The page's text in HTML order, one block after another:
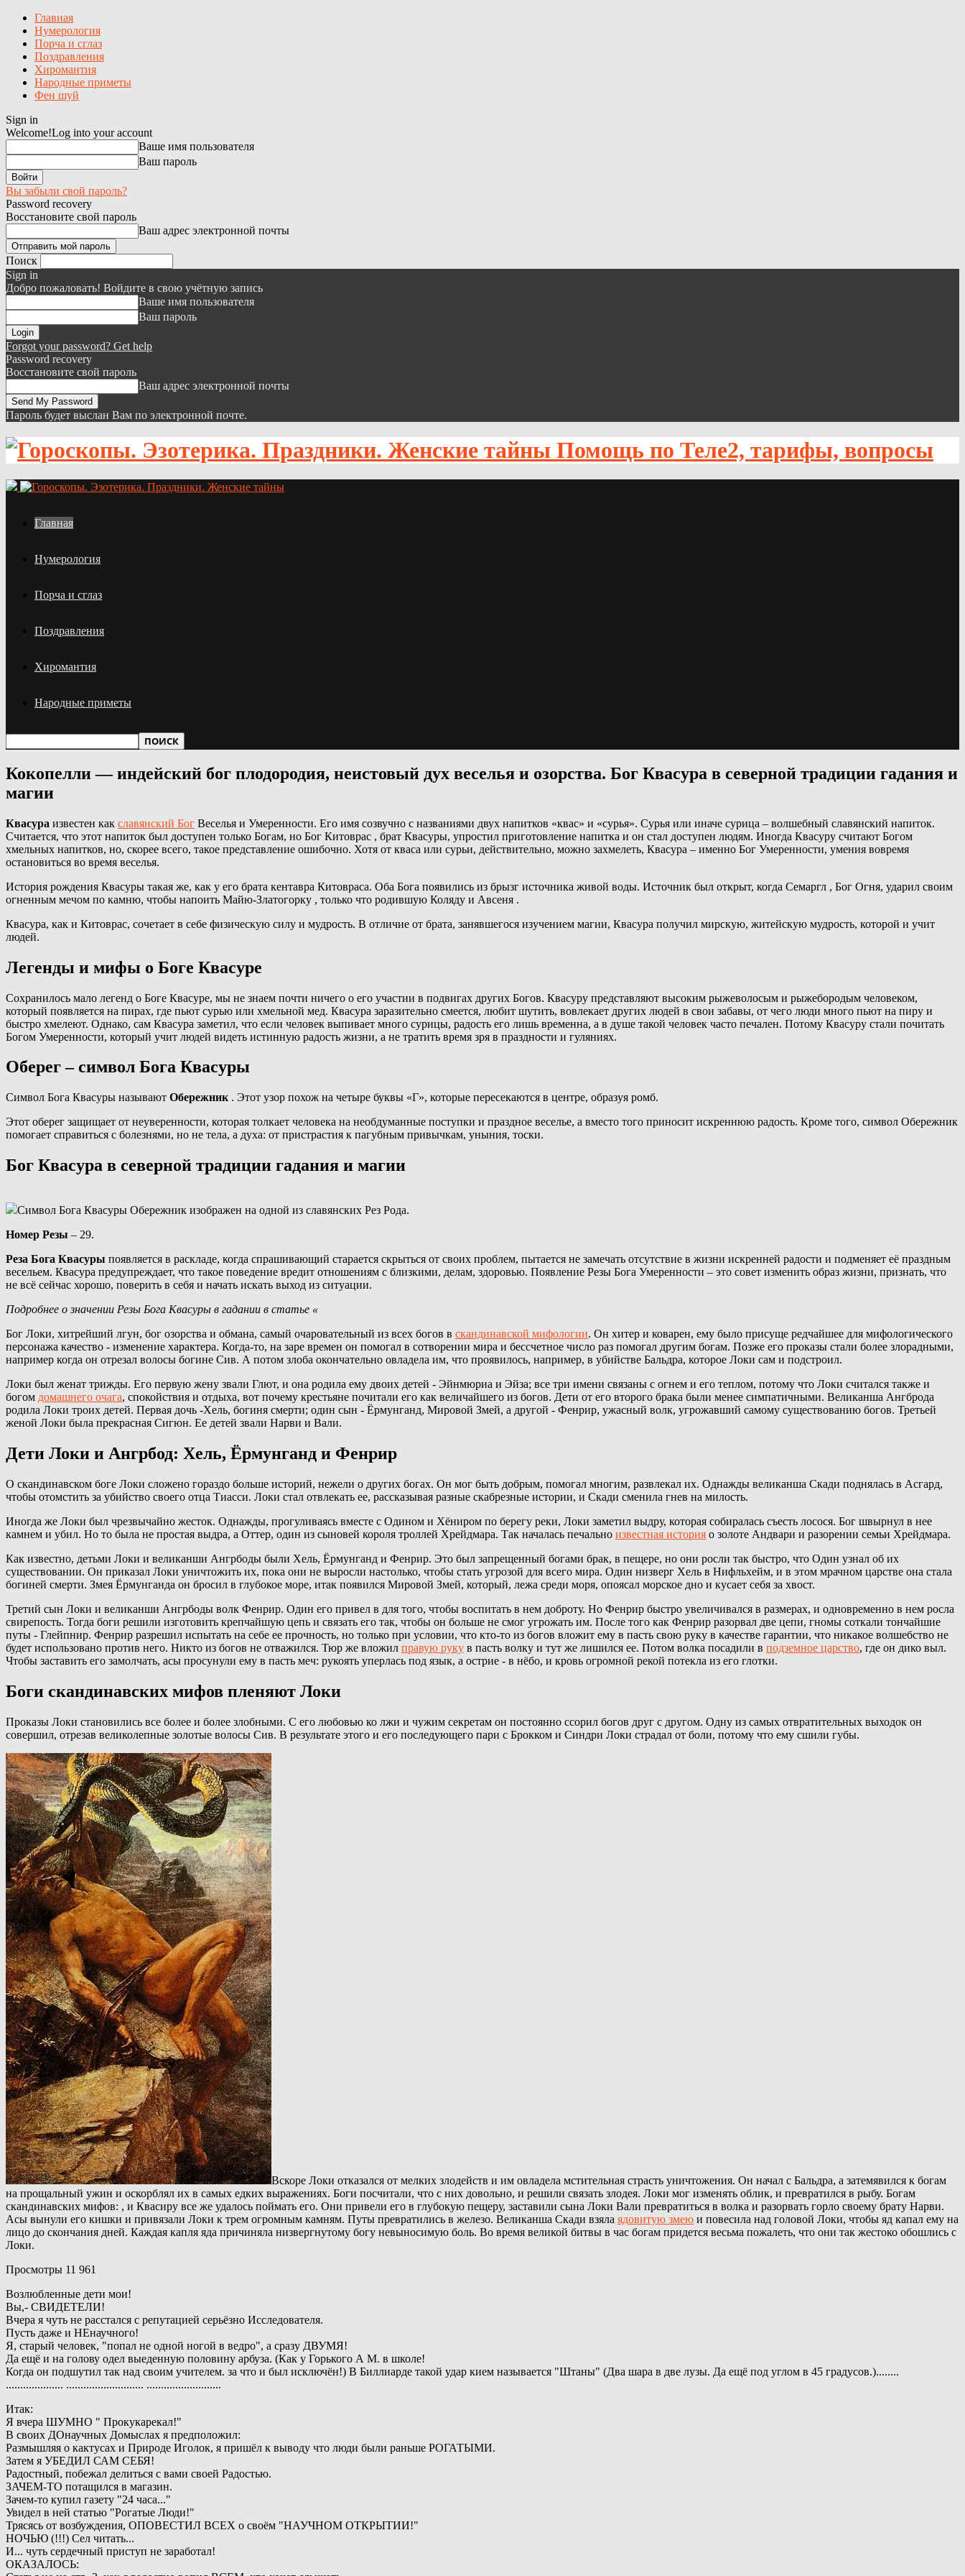
Главная
Нумерология
Порча и сглаз
Поздравления
Хиромантия
Народные приметы
Фен шуй
Sign in
Welcome!Log into your account
Ваше имя пользователя
Ваш пароль
Вы забыли свой пароль?
Password recovery
Восстановите свой пароль
Ваш адрес электронной почты
Поиск
Sign in
Добро пожаловать! Войдите в свою учётную запись
Ваше имя пользователя
Ваш пароль
Forgot your password? Get help
Password recovery
Восстановите свой пароль
Ваш адрес электронной почты
Пароль будет выслан Вам по электронной почте.
Помощь по Теле2, тарифы, вопросы
Главная
Нумерология
Порча и сглаз
Поздравления
Хиромантия
Народные приметы
Кокопелли — индейский бог плодородия, неистовый дух веселья и озорства. Бог Квасура в северной традиции гадания и
магии
Квасура известен как славянский Бог Веселья и Умеренности. Его имя созвучно с названиями двух напитков «квас» и «сурья». Сурья или иначе сурица – волшебный славянский напиток.
Считается, что этот напиток был доступен только Богам, но Бог Китоврас , брат Квасуры, упростил приготовление напитка и он стал доступен людям. Иногда Квасуру считают Богом
хмельных напитков, но, скорее всего, такое представление ошибочно. Хотя от кваса или сурьи, действительно, можно захмелеть, Квасура – именно Бог Умеренности, умения вовремя
остановиться во время веселья.
История рождения Квасуры такая же, как у его брата кентавра Китовраса. Оба Бога появились из брызг источника живой воды. Источник был открыт, когда Семаргл , Бог Огня, ударил своим
огненным мечом по камню, чтобы напоить Майю-Златогорку , только что родившую Коляду и Авсеня .
Квасура, как и Китоврас, сочетает в себе физическую силу и мудрость. В отличие от брата, занявшегося изучением магии, Квасура получил мирскую, житейскую мудрость, которой и учит
людей.
Легенды и мифы о Боге Квасуре
Сохранилось мало легенд о Боге Квасуре, мы не знаем почти ничего о его участии в подвигах других Богов. Квасуру представляют высоким рыжеволосым и рыжебородым человеком,
который появляется на пирах, где пьют сурью или хмельной мед. Квасура заразительно смеется, любит шутить, вовлекает других людей в свои забавы, от чего люди много пьют на пиру и
быстро хмелеют. Однако, сам Квасура заметил, что если человек выпивает много сурицы, радость его лишь временна, а в душе такой человек часто печален. Потому Квасуру стали почитать
Богом Умеренности, который учит людей видеть истинную радость жизни, а не тратить время зря в праздности и гуляниях.
Оберег – символ Бога Квасуры
Символ Бога Квасуры называют Обережник . Этот узор похож на четыре буквы «Г», которые пересекаются в центре, образуя ромб.
Этот оберег защищает от неуверенности, которая толкает человека на необдуманные поступки и праздное веселье, а вместо того приносит искреннюю радость. Кроме того, символ Обережник
помогает справиться с болезнями, но не тела, а духа: от пристрастия к пагубным привычкам, уныния, тоски.
Бог Квасура в северной традиции гадания и магии
Символ Бога Квасуры Обережник изображен на одной из славянских Рез Рода.
Номер Резы – 29.
Реза Бога Квасуры появляется в раскладе, когда спрашивающий старается скрыться от своих проблем, пытается не замечать отсутствие в жизни искренней радости и подменяет её праздным
весельем. Квасура предупреждает, что такое поведение вредит отношениям с близкими, делам, здоровью. Появление Резы Бога Умеренности – это совет изменить образ жизни, признать, что
не всё сейчас хорошо, поверить в себя и начать искать выход из ситуации.
Подробнее о значении Резы Бога Квасуры в гадании в статье «
Бог Локи, хитрейший лгун, бог озорства и обмана, самый очаровательный из всех богов в скандинавской мифологии. Он хитер и коварен, ему было присуще редчайшее для мифологического
персонажа качество - изменение характера. Когда-то, на заре времен он помогал в сотворении мира и бессчетное число раз помогал другим богам. Позже его проказы стали более злорадными,
например когда он отрезал волосы богине Сив. А потом злоба окончательно овладела им, что проявилось, например, в убийстве Бальдра, которое Локи сам и подстроил.
Локи был женат трижды. Его первую жену звали Глют, и она родила ему двоих детей - Эйнмюриа и Эйза; все три имени связаны с огнем и его теплом, потому что Локи считался также и
богом домашнего очага, спокойствия и отдыха, вот почему крестьяне почитали его как величайшего из богов. Дети от его второго брака были менее симпатичными. Великанша Ангброда
родила Локи троих детей. Первая дочь -Хель, богиня смерти; один сын - Ёрмунганд, Мировой Змей, а другой - Фенрир, ужасный волк, угрожавший самому существованию богов. Третьей
женой Локи была прекрасная Сигюн. Ее детей звали Нарви и Вали.
Дети Локи и Ангрбод: Хель, Ёрмунганд и Фенрир
О скандинавском боге Локи сложено гораздо больше историй, нежели о других богах. Он мог быть добрым, помогал многим, развлекал их. Однажды великанша Скади поднялась в Асгард,
чтобы отомстить за убийство своего отца Тиасси. Локи стал отвлекать ее, рассказывая разные скабрезные истории, и Скади сменила гнев на милость.
Иногда же Локи был чрезвычайно жесток. Однажды, прогуливаясь вместе с Одином и Хёниром по берегу реки, Локи заметил выдру, которая собиралась съесть лосося. Бог швырнул в нее
камнем и убил. Но то была не простая выдра, а Оттер, один из сыновей короля троллей Хрейдмара. Так началась печально известная история о золоте Андвари и разорении семьи Хрейдмара.
Как известно, детьми Локи и великанши Ангрбоды были Хель, Ёрмунганд и Фенрир. Это был запрещенный богами брак, в пещере, но они росли так быстро, что Один узнал об их
существовании. Он приказал Локи уничтожить их, пока они не выросли настолько, чтобы стать угрозой для всего мира. Один низверг Хель в Нифльхейм, и в этом мрачном царстве она стала
богиней смерти. Змея Ёрмунганда он бросил в глубокое море, итак появился Мировой Змей, который, лежа среди моря, опоясал морское дно и кусает себя за хвост.
Третий сын Локи и великанши Ангрбоды волк Фенрир. Один его привел в для того, чтобы воспитать в нем доброту. Но Фенрир быстро увеличивался в размерах, и одновременно в нем росла
свирепость. Тогда боги решили изготовить крепчайшую цепь и связать его так, чтобы он больше не смог угрожать им. После того как Фенрир разорвал две цепи, гномы соткали тончайшие
путы - Глейпнир. Фенрир разрешил испытать на себе ее прочность, но только при условии, что кто-то из богов вложит ему в пасть свою руку в качестве гарантии, что никакое волшебство не
будет использовано против него. Никто из богов не отважился. Тюр же вложил правую руку в пасть волку и тут же лишился ее. Потом волка посадили в подземное царство, где он дико выл.
Чтобы заставить его замолчать, асы просунули ему в пасть меч: рукоять уперлась под язык, а острие - в нёбо, и кровь огромной рекой потекла из его глотки.
Боги скандинавских мифов пленяют Локи
Проказы Локи становились все более и более злобными. С его любовью ко лжи и чужим секретам он постоянно ссорил богов друг с другом. Одну из самых отвратительных выходок он
совершил, отрезав великолепные золотые волосы Сив. В результате этого и его последующего пари с Брокком и Синдри Локи страдал от боли, потому что ему сшили губы.
Вскоре Локи отказался от мелких злодейств и им овладела мстительная страсть уничтожения. Он начал с Бальдра, а затемявился к богам
на прощальный ужин и оскорблял их в самых едких выражениях. Боги посчитали, что с них довольно, и решили связать злодея. Локи мог изменять облик, и превратился в рыбу. Богам
скандинавских мифов: , и Квасиру все же удалось поймать его. Они привели его в глубокую пещеру, заставили сына Локи Вали превратиться в волка и разорвать горло своему брату Нарви.
Асы вынули его кишки и привязали Локи к трем огромным камням. Путы превратились в железо. Великанша Скади взяла ядовитую змею и повесила над головой Локи, чтобы яд капал ему на
лицо до скончания дней. Каждая капля яда причиняла низвергнутому богу невыносимую боль. Во время великой битвы в час богам придется весьма пожалеть, что они так жестоко обошлись с
Локи.
Просмотры 11 961
Возлюбленные дети мои!
Вы,- СВИДЕТЕЛИ!
Вчера я чуть не расстался с репутацией серьёзно Исследователя.
Пусть даже и НЕнаучного!
Я, старый человек, "попал не одной ногой в ведро", а сразу ДВУМЯ!
Да ещё и на голову одел выеденную половину арбуза. (Как у Горького А М. в школе!
Когда он подшутил так над своим учителем. за что и был исключён!) В Биллиарде такой удар кием называется "Штаны" (Два шара в две лузы. Да ещё под углом в 45 градусов.)........
.................... ........................... ..........................
Итак:
Я вчера ШУМНО " Прокукарекал!"
В своих ДОнаучных Домыслах я предположил:
Размышляя о кактусах и Природе Иголок, я пришёл к выводу что люди были раньше РОГАТЫМИ.
Затем я УБЕДИЛ САМ СЕБЯ!
Радостный, побежал делиться с вами своей Радостью.
ЗАЧЕМ-ТО потащился в магазин.
Зачем-то купил газету "24 часа..."
Увидел в ней статью "Рогатые Люди!"
Трясясь от возбуждения, ОПОВЕСТИЛ ВСЕХ о своём "НАУЧНОМ ОТКРЫТИИ!"
НОЧЬЮ (!!!) Сел читать...
И... чуть сердечный приступ не заработал!
ОКАЗАЛОСЬ: